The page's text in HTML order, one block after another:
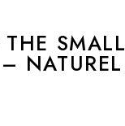
SMALL
NATUREL